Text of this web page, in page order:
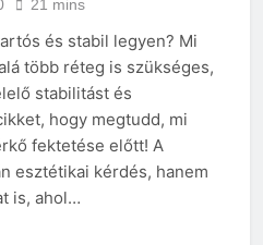
21 mins
és stabil legyen? Mi
több réteg is szükséges,
stabilitást és
hogy megtudd, mi
fektetése előtt! A
esztétikai kérdés, hanem
is, ahol…